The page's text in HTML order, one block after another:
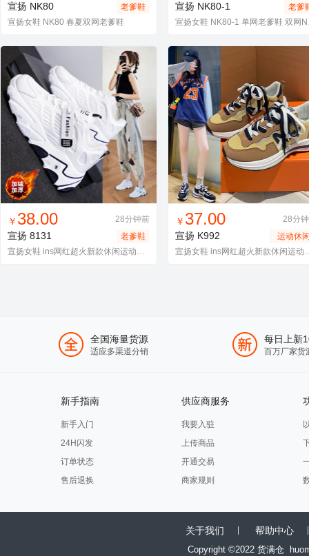
宣扬 NK80
老爹鞋
宣扬女鞋 NK80 春夏双网老爹鞋
宣扬 NK80-1
老爹
宣
找同款 加入进货车 收藏
￥ 38.00 28分钟前
宣扬 8131
老爹鞋
宣扬女鞋 ins网红超火新款休闲运动厚底老爹鞋女鞋
找同款 加入进货车 收藏
￥ 37.00 28分
宣扬 K992
运动休
鞋
宣扬女鞋 ins网红
全国海量货源
适应多渠道分销
每日上新
百万厂家货
新手指南
新手入门
24H闪发
订单状态
售后退换
供应商服务
我要入驻
上传商品
开通交易
商家规则
关于我们 帮助中心
Copyright ©2022 货满仓